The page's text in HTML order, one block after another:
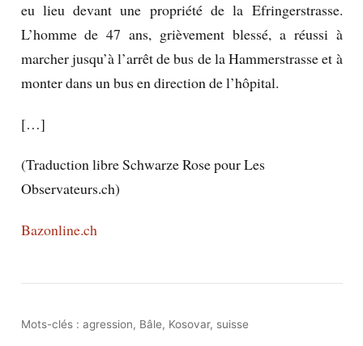
eu lieu devant une propriété de la Efringerstrasse.
L’homme de 47 ans, grièvement blessé, a réussi à
marcher jusqu’à l’arrêt de bus de la Hammerstrasse et à
monter dans un bus en direction de l’hôpital.
[…]
(Traduction libre Schwarze Rose pour Les
Observateurs.ch)
Bazonline.ch
Mots-clés : agression, Bâle, Kosovar, suisse